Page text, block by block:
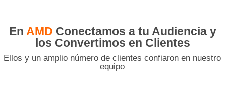
En AMD Conectamos a tu Audiencia y
los Convertimos en Clientes
Ellos y un amplio número de clientes confiaron en nuestro
equipo